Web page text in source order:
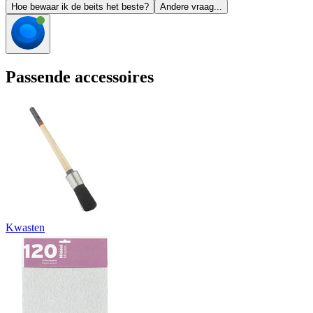
Hoe bewaar ik de beits het beste? Andere vraag...
Passende accessoires
Kwasten